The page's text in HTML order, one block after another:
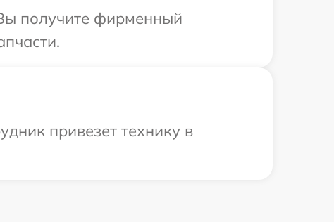
получите фирменный
привезет технику в